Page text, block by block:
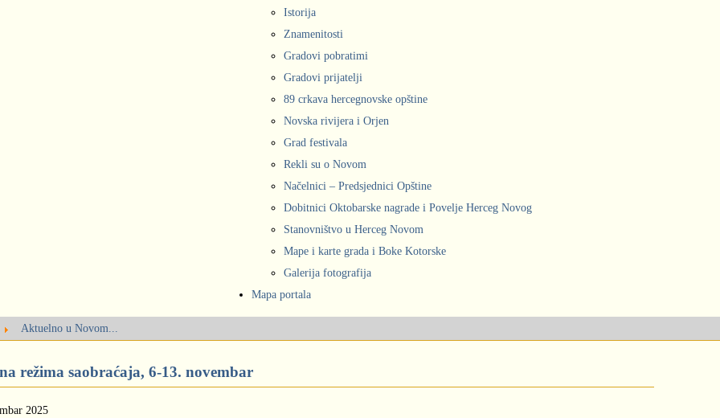
Istorija
Znamenitosti
Gradovi pobratimi
Gradovi prijatelji
89 crkava hercegnovske opštine
Novska rivijera i Orjen
Grad festivala
Rekli su o Novom
Načelnici – Predsjednici Opštine
Dobitnici Oktobarske nagrade i Povelje Herceg Novog
Stanovništvo u Herceg Novom
Mape i karte grada i Boke Kotorske
Galerija fotografija
Mapa portala
Aktuelno u Novom...
režima saobraćaja, 6-13. novembar
2025